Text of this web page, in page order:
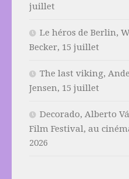
juillet
Le héros de Berlin,
Becker, 15 juillet
The last viking,
Jensen, 15 juillet
Decorado, Alberto
Film Festival, au
2026